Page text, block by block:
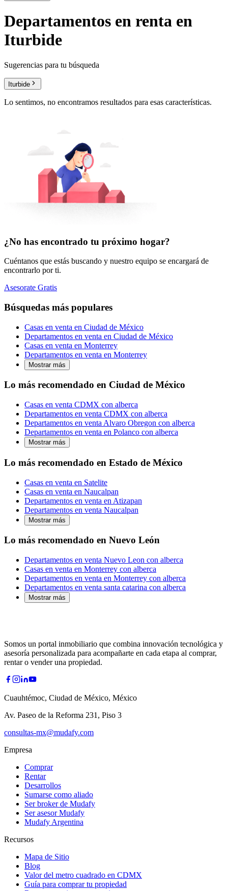
Departamentos en renta en
Iturbide
Sugerencias para tu búsqueda
Iturbide
Lo sentimos, no encontramos resultados para esas características.
¿No has encontrado tu próximo hogar?
Cuéntanos que estás buscando y nuestro equipo se encargará de
encontrarlo por ti.
Asesorate Gratis
Búsquedas más populares
Casas en venta en Ciudad de México
Departamentos en venta en Ciudad de México
Casas en venta en Monterrey
Departamentos en venta en Monterrey
Mostrar más
Lo más recomendado en Ciudad de México
Casas en venta CDMX con alberca
Departamentos en venta CDMX con alberca
Departamentos en venta Alvaro Obregon con alberca
Departamentos en venta en Polanco con alberca
Mostrar más
Lo más recomendado en Estado de México
Casas en venta en Satelite
Casas en venta en Naucalpan
Departamentos en venta en Atizapan
Departamentos en venta Naucalpan
Mostrar más
Lo más recomendado en Nuevo León
Departamentos en venta Nuevo Leon con alberca
Casas en venta en Monterrey con alberca
Departamentos en venta en Monterrey con alberca
Departamentos en venta santa catarina con alberca
Mostrar más
Somos un portal inmobiliario que combina innovación tecnológica y
asesoría personalizada para acompañarte en cada etapa al comprar,
rentar o vender una propiedad.
Cuauhtémoc, Ciudad de México, México
Av. Paseo de la Reforma 231, Piso 3
consultas-mx@mudafy.com
Empresa
Comprar
Rentar
Desarrollos
Sumarse como aliado
Ser broker de Mudafy
Ser asesor Mudafy
Mudafy Argentina
Recursos
Mapa de Sitio
Blog
Valor del metro cuadrado en CDMX
Guía para comprar tu propiedad